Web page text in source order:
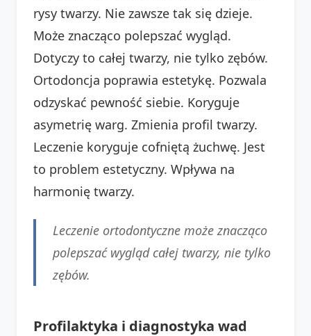
rysy twarzy. Nie zawsze tak się dzieje.
Może znacząco polepszać wygląd.
Dotyczy to całej twarzy, nie tylko zębów.
Ortodoncja poprawia estetykę. Pozwala
odzyskać pewność siebie. Koryguje
asymetrię warg. Zmienia profil twarzy.
Leczenie koryguje cofniętą żuchwę. Jest
to problem estetyczny. Wpływa na
harmonię twarzy.
Leczenie ortodontyczne może znacząco
polepszać wygląd całej twarzy, nie tylko
zębów.
Profilaktyka i diagnostyka wad